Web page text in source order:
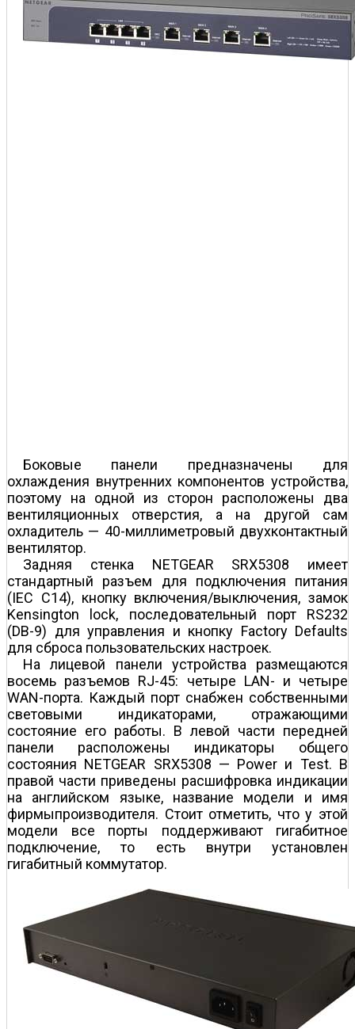
Боковые панели предназначены для
охлаждения внутренних компонентов устройства,
поэтому на одной из сторон расположены два
вентиляционных отверстия, а на другой сам
охладитель — 40-миллиметровый двухконтактный
вентилятор.
Задняя стенка NETGEAR SRX5308 имеет
стандартный разъем для подключения питания
(IEC C14), кнопку включения/выключения, замок
Kensington lock, последовательный порт RS232
(DB-9) для управления и кнопку Factory Defaults
для сброса пользовательских настроек.
На лицевой панели устройства размещаются
восемь разъемов RJ-45: четыре LAN- и четыре
WAN-порта. Каждый порт снабжен собственными
световыми индикаторами, отражающими
состояние его работы. В левой части передней
панели расположены индикаторы общего
состояния NETGEAR SRX5308 — Power и Test. В
правой части приведены расшифровка индикации
на английском языке, название модели и имя
фирмы­производителя. Стоит отметить, что у этой
модели все порты поддерживают гигабитное
подключение, то есть внутри установлен
гигабитный коммутатор.